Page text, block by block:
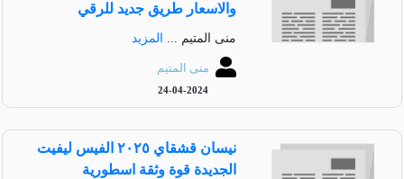
والاسعار طريق جديد للرقي
منى المتيم ... المزيد
منى المتيم
24-04-2024
نيسان قشقاي ٢٠٢٥ الفيس ليفيت
الجديدة قوة وثقة اسطورية